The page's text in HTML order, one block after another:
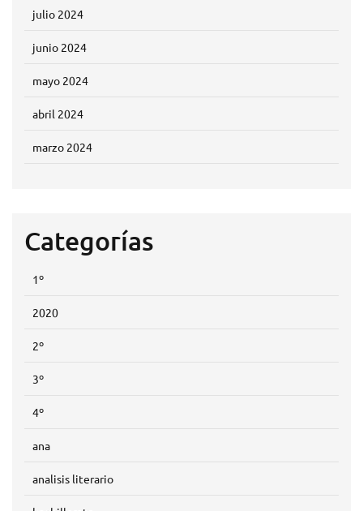
julio 2024
junio 2024
mayo 2024
abril 2024
marzo 2024
Categorías
1º
2020
2º
3º
4º
ana
analisis literario